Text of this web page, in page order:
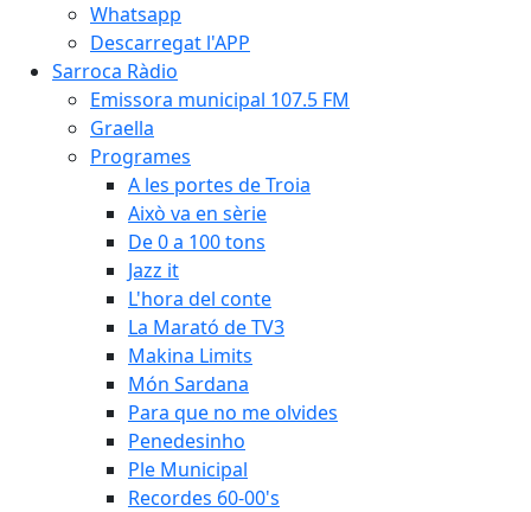
Whatsapp
Descarregat l'APP
Sarroca Ràdio
Emissora municipal 107.5 FM
Graella
Programes
A les portes de Troia
Això va en sèrie
De 0 a 100 tons
Jazz it
L'hora del conte
La Marató de TV3
Makina Limits
Món Sardana
Para que no me olvides
Penedesinho
Ple Municipal
Recordes 60-00's